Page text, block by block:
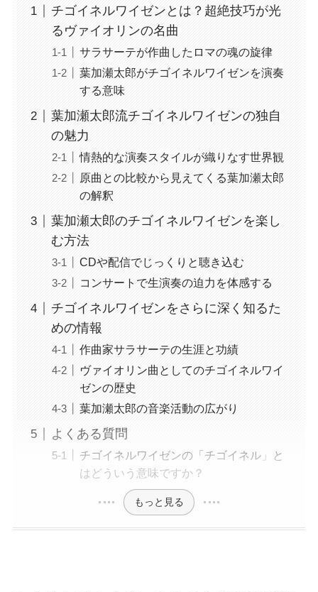
チゴイネルワイゼンとは？超絶技巧が光
るヴァイオリンの名曲
サラサーテが作曲したロマの魂の旋律
葉加瀬太郎がチゴイネルワイゼンを演奏
する意味
葉加瀬太郎流チゴイネルワイゼンの独自
の魅力
情熱的な演奏スタイルが織りなす世界観
原曲との比較から見えてくる葉加瀬太郎
の解釈
葉加瀬太郎のチゴイネルワイゼンを楽し
む方法
CDや配信でじっくりと聴き込む
コンサートで生演奏の迫力を体感する
チゴイネルワイゼンをさらに深く知るた
めの情報
作曲家サラサーテの生涯と功績
ヴァイオリン曲としてのチゴイネルワイ
ゼンの歴史
葉加瀬太郎の音楽活動の広がり
よくある質問
チゴイネルワイゼンの「チゴイネル」と
はどういう意味ですか？
もっと見る